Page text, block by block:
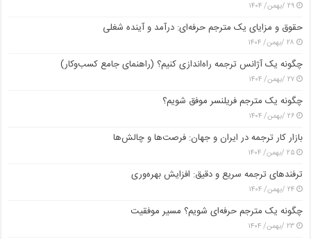
۲۹ /بهمن/ ۱۴۰۴
حقوق و مزایای یک مترجم حرفه‌ای: درآمد و آینده شغلی
۲۸ /بهمن/ ۱۴۰۴
چگونه یک آژانس ترجمه راه‌اندازی کنیم؟ (راهنمای جامع کسب‌وکار)
۲۷ /بهمن/ ۱۴۰۴
چگونه یک مترجم فریلنسر موفق شویم؟
۲۶ /بهمن/ ۱۴۰۴
بازار کار ترجمه در ایران و جهان: فرصت‌ها و چالش‌ها
۲۵ /بهمن/ ۱۴۰۴
ترفندهای ترجمه سریع و دقیق: افزایش بهره‌وری
۲۴ /بهمن/ ۱۴۰۴
چگونه یک مترجم حرفه‌ای شویم؟ مسیر موفقیت
۲۳ /بهمن/ ۱۴۰۴